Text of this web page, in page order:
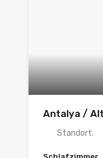
Antalya /
Standort.